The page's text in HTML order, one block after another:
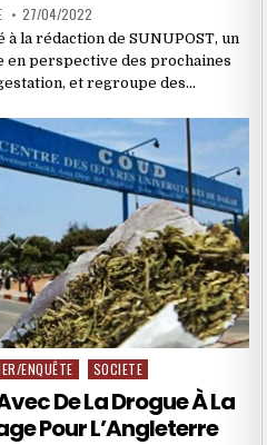
27/04/2022
la rédaction de SUNUPOST, un
perspective des prochaines
et regroupe des…
ENQUÊTE SOCIETE
De La Drogue À La
Pour L’Angleterre